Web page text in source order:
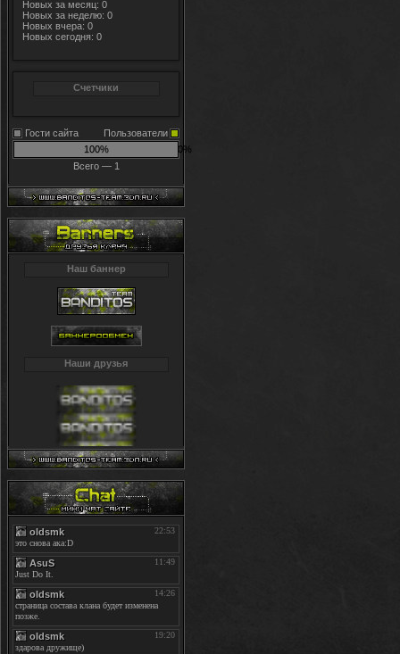
Новых за месяц: 0
Новых за неделю: 0
Новых вчера: 0
Новых сегодня: 0
Счетчики
Пользователи
Гости сайта
100%
0%
Всего — 1
Наш баннер
Наши друзья